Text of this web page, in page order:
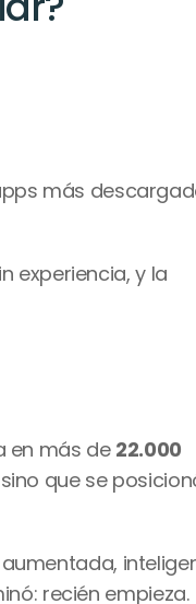
más
experiencia, y la
en más de 22.000
que se
recién empieza.